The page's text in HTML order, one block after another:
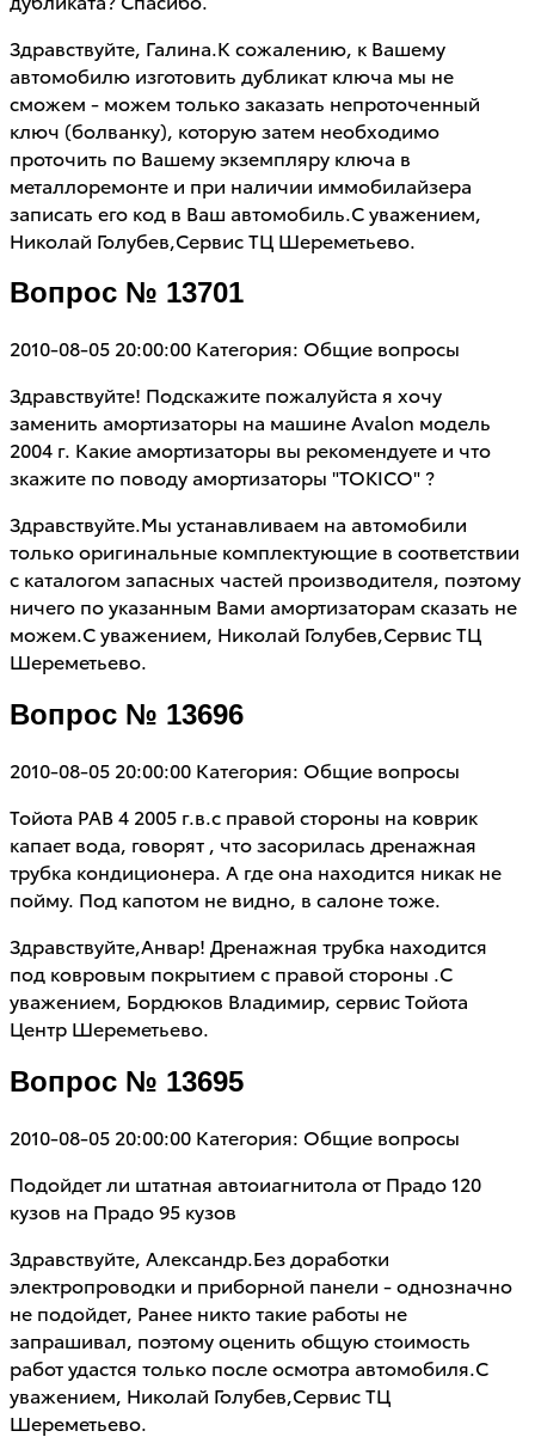
Здравствуйте, Галина.К сожалению, к Вашему
автомобилю изготовить дубликат ключа мы не
сможем - можем только заказать непроточенный
ключ (болванку), которую затем необходимо
проточить по Вашему экземпляру ключа в
металлоремонте и при наличии иммобилайзера
записать его код в Ваш автомобиль.С уважением,
Николай Голубев,Сервис ТЦ Шереметьево.
Вопрос № 13701
2010-08-05 20:00:00 Категория: Общие вопросы
Здравствуйте! Подскажите пожалуйста я хочу
заменить амортизаторы на машине Avalon модель
2004 г. Какие амортизаторы вы рекомендуете и что
зкажите по поводу амортизаторы "TOKICO" ?
Здравствуйте.Мы устанавливаем на автомобили
только оригинальные комплектующие в соответствии
с каталогом запасных частей производителя, поэтому
ничего по указанным Вами амортизаторам сказать не
можем.С уважением, Николай Голубев,Сервис ТЦ
Шереметьево.
Вопрос № 13696
2010-08-05 20:00:00 Категория: Общие вопросы
Тойота РАВ 4 2005 г.в.с правой стороны на коврик
капает вода, говорят , что засорилась дренажная
трубка кондиционера. А где она находится никак не
пойму. Под капотом не видно, в салоне тоже.
Здравствуйте,Анвар! Дренажная трубка находится
под ковровым покрытием с правой стороны .С
уважением, Бордюков Владимир, сервис Тойота
Центр Шереметьево.
Вопрос № 13695
2010-08-05 20:00:00 Категория: Общие вопросы
Подойдет ли штатная автоиагнитола от Прадо 120
кузов на Прадо 95 кузов
Здравствуйте, Александр.Без доработки
электропроводки и приборной панели - однозначно
не подойдет, Ранее никто такие работы не
запрашивал, поэтому оценить общую стоимость
работ удастся только после осмотра автомобиля.С
уважением, Николай Голубев,Сервис ТЦ
Шереметьево.